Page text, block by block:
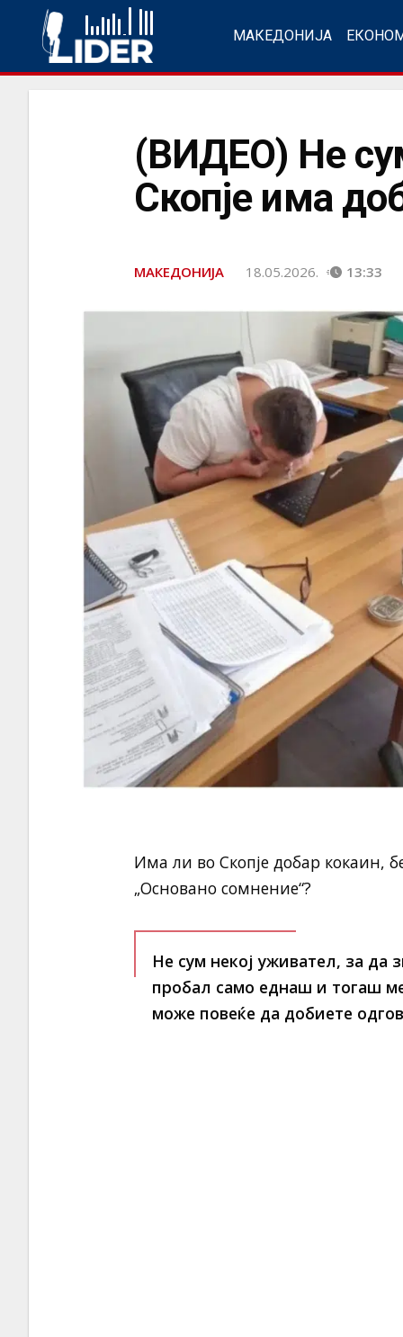
МАКЕДОНИЈА
(ВИДЕО) Не
Скопје има
МАКЕДОНИЈА 18.05.2026. 13:33
Има ли во Скопје добар кокаин,
„Основано сомнение“?
Не сум некој уживател, за да
пробал само еднаш и тогаш
може повеќе да добиете